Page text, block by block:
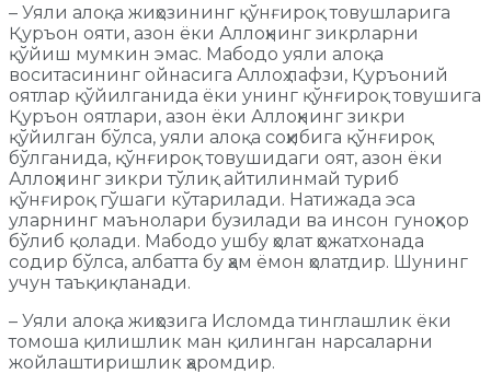
– Уяли алоқа жиҳозининг қўнғироқ товушларига
Қуръон ояти, азон ёки Аллоҳнинг зикрларни
қўйиш мумкин эмас. Мабодо уяли алоқа
воситасининг ойнасига Аллоҳ лафзи, Қуръоний
оятлар қўйилганида ёки унинг қўнғироқ товушига
Қуръон оятлари, азон ёки Аллоҳнинг зикри
қўйилган бўлса, уяли алоқа соҳибига қўнғироқ
бўлганида, қўнғироқ товушидаги оят, азон ёки
Аллоҳнинг зикри тўлиқ айтилинмай туриб
қўнғироқ гўшаги кўтарилади. Натижада эса
уларнинг маънолари бузилади ва инсон гуноҳкор
бўлиб қолади. Мабодо ушбу ҳолат ҳожатхонада
содир бўлса, албатта бу ҳам ёмон ҳолатдир. Шунинг
учун таъқиқланади.
– Уяли алоқа жиҳозига Исломда тинглашлик ёки
томоша қилишлик ман қилинган нарсаларни
жойлаштиришлик ҳаромдир.